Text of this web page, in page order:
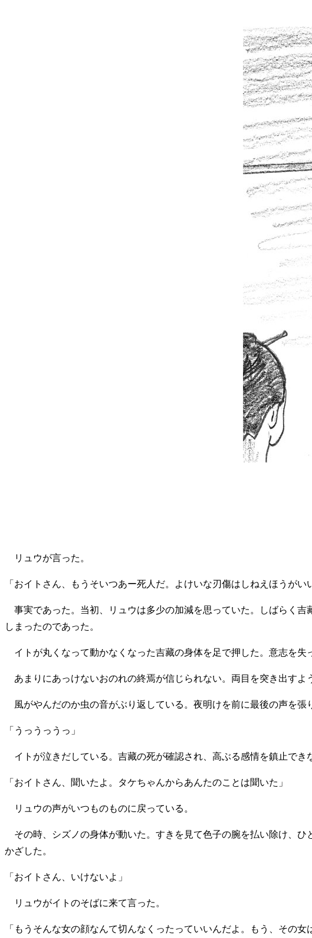
リュウが言った。
「おイトさん、もうそいつあー死人だ。よけいな刃傷はしねえほうが
事実であった。当初、リュウは多少の加減を思っていた。しばらく
しまったのであった。
イトが丸くなって動かなくなった吉藏の身体を足で押した。意志を失
あまりにあっけないおのれの終焉が信じられない。両目を突き出すよ
風がやんだのか虫の音がぶり返している。夜明けを前に最後の声を張
「うっうっうっ」
イトが泣きだしている。吉藏の死が確認され、高ぶる感情を鎮止でき
「おイトさん、聞いたよ。タケちゃんからあんたのことは聞いた」
リュウの声がいつものものに戻っている。
その時、シズノの身体が動いた。すきを見て色子の腕を払い除け、ひ
かざした。
「おイトさん、いけないよ」
リュウがイトのそばに来て言った。
「もうそんな女の顔なんて切んなくったっていいんだよ。もう、その